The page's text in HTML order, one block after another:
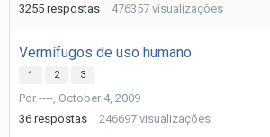
3255 respostas 476357 visualizações
Vermífugos de uso humano
1 2 3
Por ---- October 4, 2009
36 respostas 246697 visualizações